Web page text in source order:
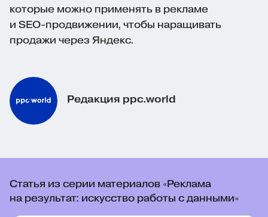
которые можно применять в рекламе
и SEO-продвижении, чтобы наращивать
продажи через Яндекс.
Редакция ppc.world
Статья из серии материалов «Реклама
на результат: искусство работы с данными»